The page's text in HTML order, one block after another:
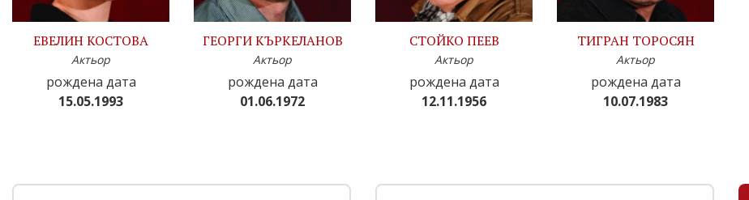
ЕВЕЛИН КОСТОВА
Актьор
рождена дата
15.05.1993
ГЕОРГИ КЪРКЕЛАНОВ
Актьор
рождена дата
01.06.1972
СТОЙКО ПЕЕВ
Актьор
рождена дата
12.11.1956
ТИГРАН ТОРОСЯН
Актьор
рождена дата
10.07.1983